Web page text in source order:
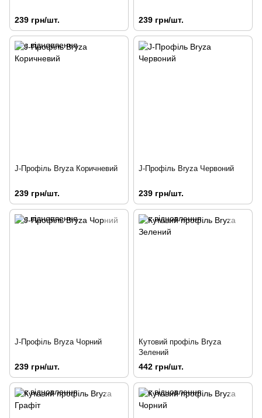
239 грн/шт. 239 грн/шт.
J-Профіль Bryza Коричневий
239 грн/шт.
J-Профіль Bryza Червоний
239 грн/шт.
J-Профіль Bryza Чорний
239 грн/шт.
Кутовий профіль Bryza
Зелений
442 грн/шт.